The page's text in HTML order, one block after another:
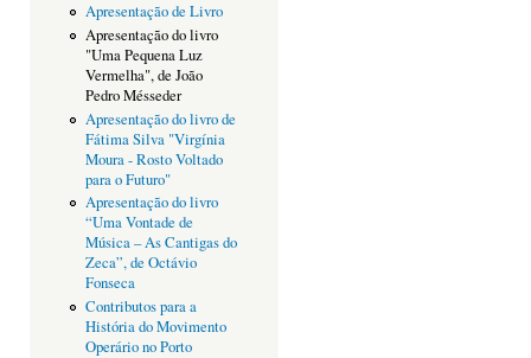
Apresentação de Livro
Apresentação do livro
"Uma Pequena Luz
Vermelha", de João
Pedro Mésseder
Apresentação do livro de
Fátima Silva "Virgínia
Moura - Rosto Voltado
para o Futuro"
Apresentação do livro
“Uma Vontade de
Música – As Cantigas do
Zeca”, de Octávio
Fonseca
Contributos para a
História do Movimento
Operário no Porto